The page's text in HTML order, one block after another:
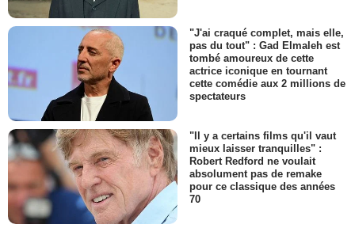
"J'ai craqué complet, mais elle,
pas du tout" : Gad Elmaleh est
tombé amoureux de cette
actrice iconique en tournant
cette comédie aux 2 millions de
spectateurs
"Il y a certains films qu'il vaut
mieux laisser tranquilles" :
Robert Redford ne voulait
absolument pas de remake
pour ce classique des années
70